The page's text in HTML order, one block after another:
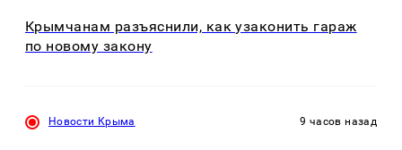
Крымчанам разъяснили, как узаконить гараж
по новому закону
Новости Крыма 9 часов назад